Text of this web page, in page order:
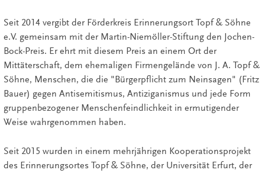
Seit 2014 vergibt der Förderkreis Erinnerungsort Topf & Söhne
e.V. gemeinsam mit der Martin-Niemöller-Stiftung den Jochen-
Bock-Preis. Er ehrt mit diesem Preis an einem Ort der
Mittäterschaft, dem ehemaligen Firmengelände von J. A. Topf &
Söhne, Menschen, die die "Bürgerpflicht zum Neinsagen" (Fritz
Bauer) gegen Antisemitismus, Antiziganismus und jede Form
gruppenbezogener Menschenfeindlichkeit in ermutigender
Weise wahrgenommen haben.
Seit 2015 wurden in einem mehrjährigen Kooperationsprojekt
des Erinnerungsortes Topf & Söhne, der Universität Erfurt, der